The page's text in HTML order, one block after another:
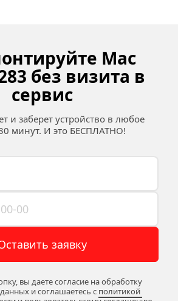
Mac
без визита в
сервис
и заберет устройство в любое
минут. И это БЕСПЛАТНО!
заявку
вы даете согласие на обработку
и соглашаетесь c политикой